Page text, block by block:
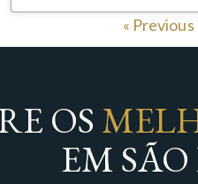
« Previous
OS
EM